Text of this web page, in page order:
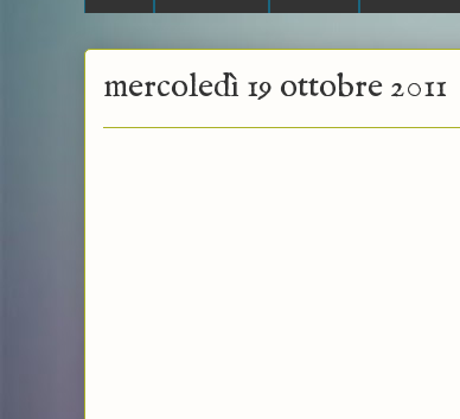
mercoledì 19 ottobre 2011